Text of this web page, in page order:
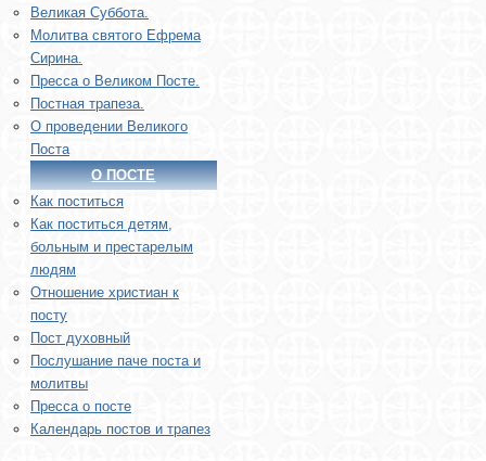
Великая Суббота.
Молитва святого Ефрема
Сирина.
Пресса о Великом Посте.
Постная трапеза.
О проведении Великого
Поста
О ПОСТЕ
Как поститься
Как поститься детям,
больным и престарелым
людям
Отношение христиан к
посту
Пост духовный
Послушание паче поста и
молитвы
Пресса о посте
Календарь постов и трапез